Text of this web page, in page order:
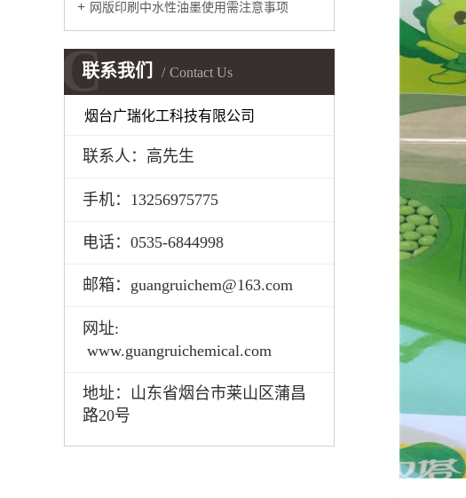
网版印刷中水性油墨使用需注意事项
联系我们 Contact Us
C
烟台广瑞化工科技有限公司
联系人：高先生
手机： 13256975775
电话： 0535-6844998
邮箱： guangruichem@163.com
网址:
www.guangruichemical.com
地址：山东省烟台市莱山区蒲昌
路20号